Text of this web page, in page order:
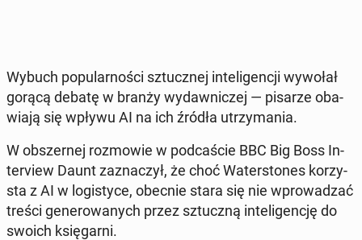
Wybuch po­pu­lar­no­ści sztucz­nej in­te­li­gen­cji wywołał
gorącą debatę w branży wy­daw­ni­czej — pisarze oba­
wia­ją się wpływu AI na ich źródła utrzy­ma­nia.
W ob­szer­nej roz­mo­wie w pod­ca­ście BBC Big Boss In­
te­rview Daunt za­zna­czył, że choć Wa­ter­sto­nes ko­rzy­
sta z AI w lo­gi­sty­ce, obecnie stara się nie wpro­wa­dzać
treści ge­ne­ro­wa­nych przez sztucz­ną in­te­li­gen­cję do
swoich księ­gar­ni.